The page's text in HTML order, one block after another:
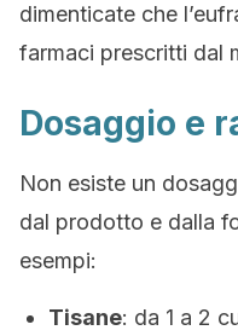
dimenticate che
farmaci prescritti dal
Dosaggio e
Non esiste un
dal prodotto e dalla
esempi:
Tisane: da 1 a 2